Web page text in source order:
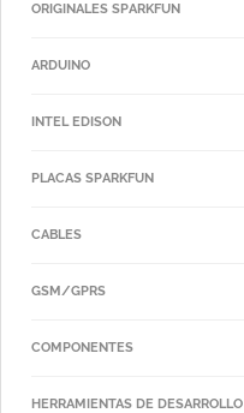
ORIGINALES SPARKFUN
ARDUINO
INTEL EDISON
PLACAS SPARKFUN
CABLES
GSM/GPRS
COMPONENTES
HERRAMIENTAS DE DESARROLLO